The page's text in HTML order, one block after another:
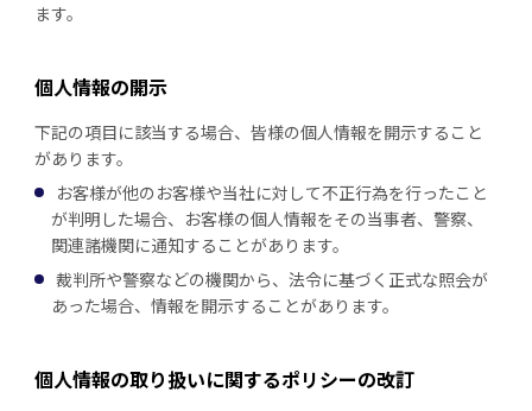
ます。
個人情報の開示
下記の項目に該当する場合、皆様の個人情報を開示すること
があります。
お客様が他のお客様や当社に対して不正行為を行ったこと
が判明した場合、お客様の個人情報をその当事者、警察、
関連諸機関に通知することがあります。
裁判所や警察などの機関から、法令に基づく正式な照会が
あった場合、情報を開示することがあります。
個人情報の取り扱いに関するポリシーの改訂